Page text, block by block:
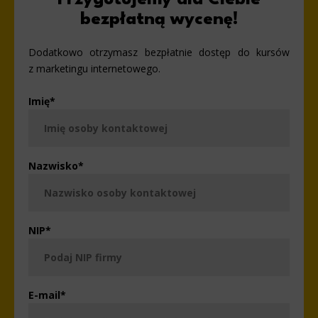
bezpłatną wycenę!
Dodatkowo otrzymasz bezpłatnie dostęp do kursów
z marketingu internetowego.
Imię*
Nazwisko*
NIP*
E-mail*